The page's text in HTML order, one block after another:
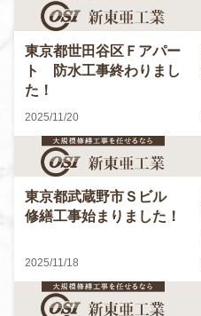
東京都世田谷区Ｆアパー
ト 防水工事終わりまし
た！
2025/11/20
東京都武蔵野市Ｓビル
修繕工事始まりました！
2025/11/18